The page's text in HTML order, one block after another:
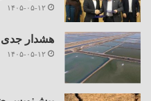
۱۴۰۵-۰۵-۱۲
هشدار جدی
۱۴۰۵-۰۵-۱۲